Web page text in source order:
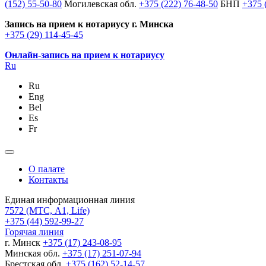
(152) 55-50-80 Могилевская обл. +375 (222) 76-48-50 БНП +375
Запись на прием к нотариусу г. Минска
+375 (29) 114-45-45
Онлайн-запись на прием к нотариусу
Ru
Ru
Eng
Bel
Es
Fr
О палате
Контакты
Единая информационная линия
7572 (МТС, A1, Life)
+375 (44) 592-99-27
Горячая линия
г. Минск +375 (17) 243-08-95
Минская обл. +375 (17) 251-07-94
Брестская обл. +375 (162) 52-14-57